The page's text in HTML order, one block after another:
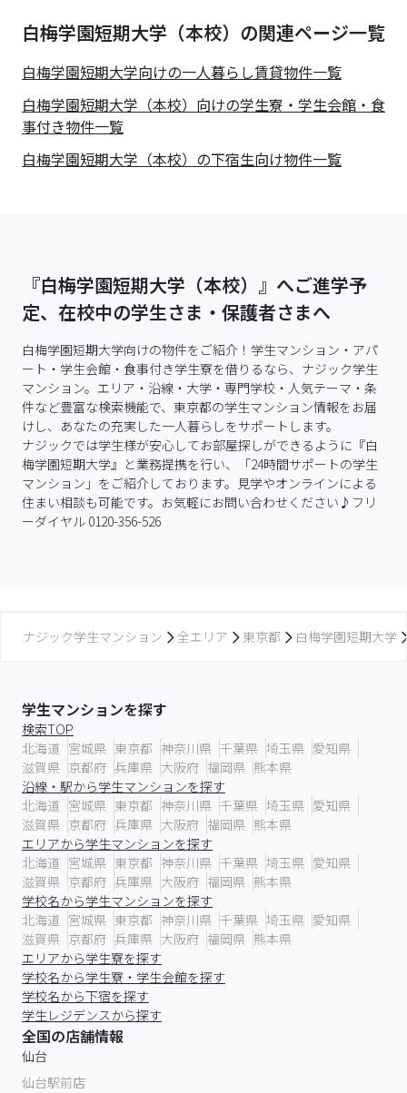
白梅学園短期大学（本校）の関連ページ一覧
白梅学園短期大学向けの一人暮らし賃貸物件一覧
白梅学園短期大学（本校）向けの学生寮・学生会館・食
事付き物件一覧
白梅学園短期大学（本校）の下宿生向け物件一覧
『白梅学園短期大学（本校）』へご進学予
定、在校中の学生さま・保護者さまへ
白梅学園短期大学向けの物件をご紹介！学生マンション・アパ
ート・学生会館・食事付き学生寮を借りるなら、ナジック学生
マンション。エリア・沿線・大学・専門学校・人気テーマ・条
件など豊富な検索機能で、東京都の学生マンション情報をお届
けし、あなたの充実した一人暮らしをサポートします。
ナジックでは学生様が安心してお部屋探しができるように『白
梅学園短期大学』と業務提携を行い、「24時間サポートの学生
マンション」をご紹介しております。見学やオンラインによる
住まい相談も可能です。お気軽にお問い合わせください♪フリ
ーダイヤル 0120-356-526
ナジック学生マンション 全エリア 東京都 白梅学園短期大学
学生マンションを探す
検索TOP
北海道 宮城県 東京都 神奈川県 千葉県 埼玉県 愛知県
滋賀県 京都府 兵庫県 大阪府 福岡県 熊本県
沿線・駅から学生マンションを探す
北海道 宮城県 東京都 神奈川県 千葉県 埼玉県 愛知県
滋賀県 京都府 兵庫県 大阪府 福岡県 熊本県
エリアから学生マンションを探す
北海道 宮城県 東京都 神奈川県 千葉県 埼玉県 愛知県
滋賀県 京都府 兵庫県 大阪府 福岡県 熊本県
学校名から学生マンションを探す
北海道 宮城県 東京都 神奈川県 千葉県 埼玉県 愛知県
滋賀県 京都府 兵庫県 大阪府 福岡県 熊本県
エリアから学生寮を探す
学校名から学生寮・学生会館を探す
学校名から下宿を探す
学生レジデンスから探す
全国の店舗情報
仙台
仙台駅前店